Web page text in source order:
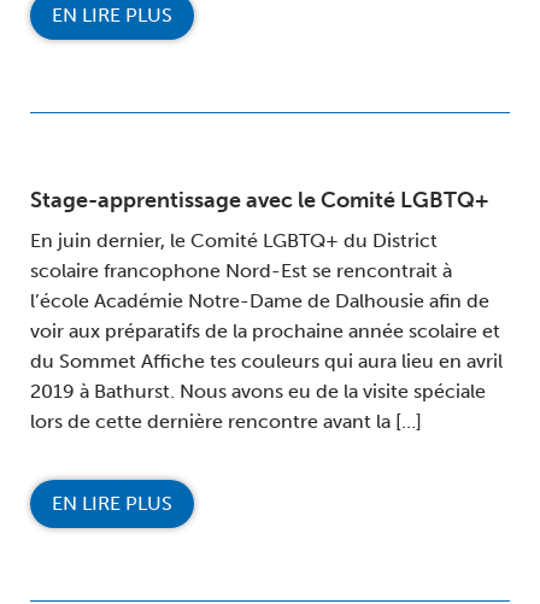
EN LIRE PLUS
Stage-apprentissage avec le Comité LGBTQ+
En juin dernier, le Comité LGBTQ+ du District
scolaire francophone Nord-Est se rencontrait à
l’école Académie Notre-Dame de Dalhousie afin de
voir aux préparatifs de la prochaine année scolaire et
du Sommet Affiche tes couleurs qui aura lieu en avril
2019 à Bathurst. Nous avons eu de la visite spéciale
lors de cette dernière rencontre avant la […]
EN LIRE PLUS